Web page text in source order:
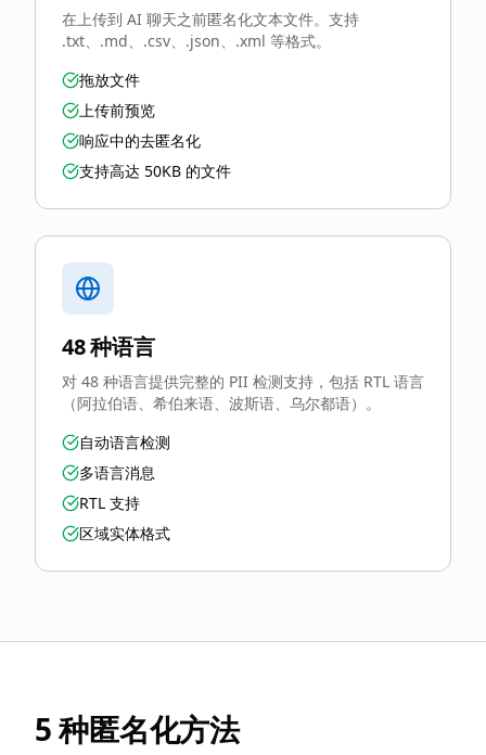
在上传到 AI 聊天之前匿名化文本文件。支持
.txt、.md、.csv、.json、.xml 等格式。
拖放文件
上传前预览
响应中的去匿名化
支持高达 50KB 的文件
48 种语言
对 48 种语言提供完整的 PII 检测支持，包括 RTL 语言
（阿拉伯语、希伯来语、波斯语、乌尔都语）。
自动语言检测
多语言消息
RTL 支持
区域实体格式
5 种匿名化方法